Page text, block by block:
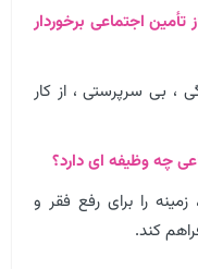
تأمین اجتماعی برخوردار
، بی سرپرستی ، از کار
را برای رفع فقر و
کند.